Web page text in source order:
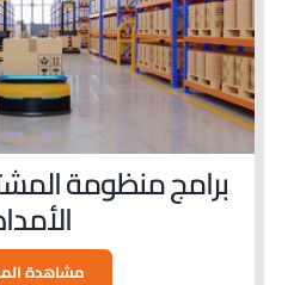
برامج منظومة
مشاهدة